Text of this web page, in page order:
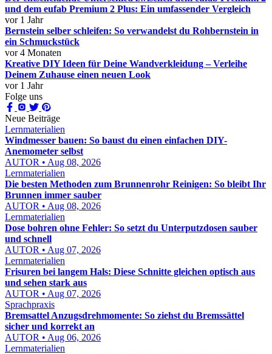
und dem eufab Premium 2 Plus: Ein umfassender Vergleich
vor 1 Jahr
Bernstein selber schleifen: So verwandelst du Rohbernstein in
ein Schmuckstück
vor 4 Monaten
Kreative DIY Ideen für Deine Wandverkleidung – Verleihe
Deinem Zuhause einen neuen Look
vor 1 Jahr
Folge uns
Neue Beiträge
Lernmaterialien
Windmesser bauen: So baust du einen einfachen DIY-
Anemometer selbst
AUTOR • Aug 08, 2026
Lernmaterialien
Die besten Methoden zum Brunnenrohr Reinigen: So bleibt Ihr
Brunnen immer sauber
AUTOR • Aug 08, 2026
Lernmaterialien
Dose bohren ohne Fehler: So setzt du Unterputzdosen sauber
und schnell
AUTOR • Aug 07, 2026
Lernmaterialien
Frisuren bei langem Hals: Diese Schnitte gleichen optisch aus
und sehen stark aus
AUTOR • Aug 07, 2026
Sprachpraxis
Bremsattel Anzugsdrehmomente: So ziehst du Bremssättel
sicher und korrekt an
AUTOR • Aug 06, 2026
Lernmaterialien